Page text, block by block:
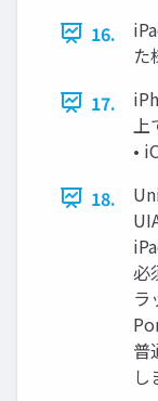
16.
た
17.
•
18.
必
ラ
普